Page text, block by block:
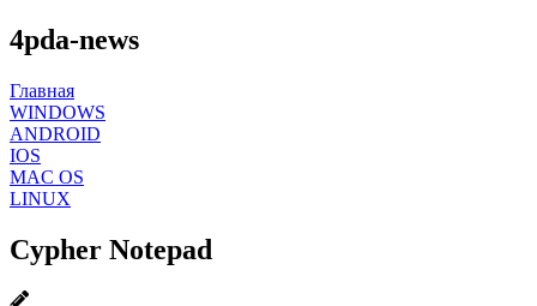
4pda-news
Главная
WINDOWS
ANDROID
IOS
MAC OS
LINUX
Cypher Notepad